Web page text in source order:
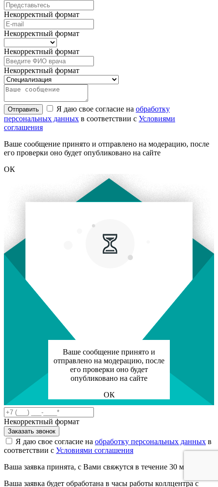
Некорректный формат
Некорректный формат
Некорректный формат
Некорректный формат
Отправить Я даю свое согласие на обработку
персональных данных в соответствии с Условиями
соглашения
Ваше сообщение принято и отправлено на модерацию, после
его проверки оно будет опубликовано на сайте
ОК
Некорректный формат
Заказать звонок
Я даю свое согласие на обработку персональных данных в
соответствии с Условиями соглашения
Ваша заявка принята, с Вами свяжутся в течение 30 минут
Ваша заявка будет обработана в часы работы коллцентра с
Ваше сообщение принято и
отправлено на модерацию, после
его проверки оно будет
опубликовано на сайте
ОК